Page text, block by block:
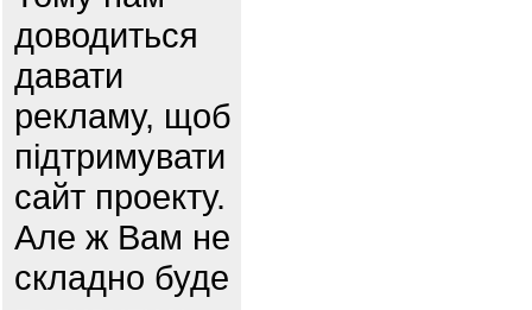
доводиться
давати
рекламу, щоб
підтримувати
сайт проекту.
Але ж Вам не
складно буде